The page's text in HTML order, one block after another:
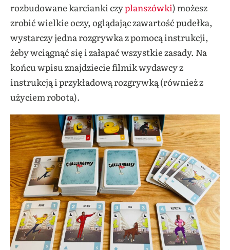
rozbudowane karcianki czyplanszówki) możesz
zrobić wielkie oczy, oglądając zawartość pudełka,
wystarczy jedna rozgrywka z pomocą instrukcji,
żeby wciągnąć się i załapać wszystkie zasady. Na
końcu wpisu znajdziecie filmik wydawcy z
instrukcją i przykładową rozgrywką (również z
użyciem robota).